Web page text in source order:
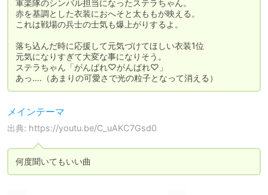
軍楽隊のシンバル担当になったステラちゃん。
赤を基調とした衣装におへそと太ももが映える。
これは戦場の兵士の士気も爆上がりするよ。
落ち込んだ時に応援して元気づけてほしい衣装1位
元気になりすぎて大変な事になりそう。
ステラちゃん「がんばれ♡がんばれ♡」
メインテーマ
出典: https://youtu.be/C_uAKC7Gsd0
何度聞いてもいい曲